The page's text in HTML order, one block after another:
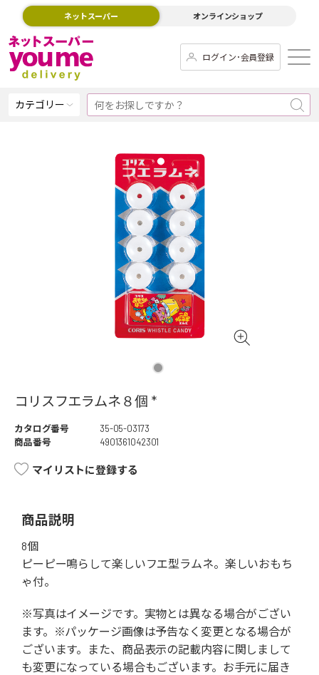
ネットスーパー オンラインショップ
ログイン･会員登録
カテゴリー
コリスフエラムネ８個 *
カタログ番号
35-05-03173
商品番号
4901361042301
マイリストに登録する
商品説明
8個
ピーピー鳴らして楽しいフエ型ラムネ。楽しいおもち
ゃ付。
※写真はイメージです。実物とは異なる場合がござい
ます。※パッケージ画像は予告なく変更となる場合が
ございます。また、商品表示の記載内容に関しまして
も変更になっている場合もございます。お手元に届き